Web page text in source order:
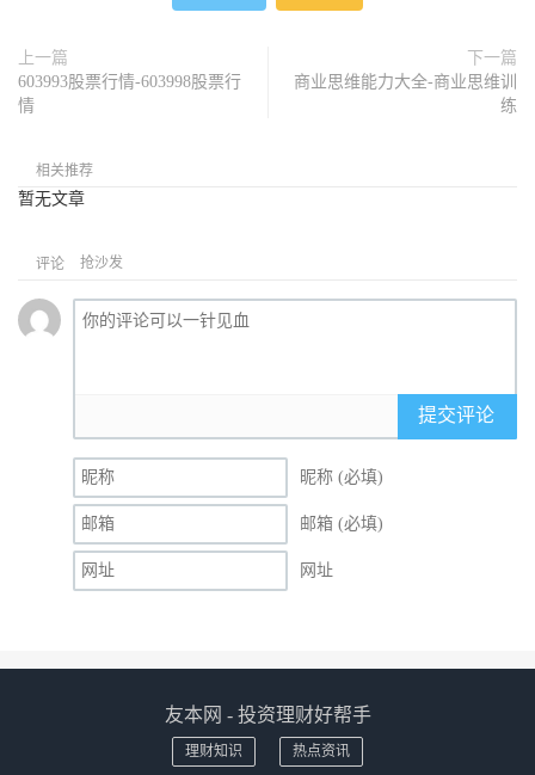
上一篇
603993股票行情-603998股票行
情
下一篇
商业思维能力大全-商业思维训
练
相关推荐
暂无文章
评论 抢沙发
提交评论
昵称 (必填)
邮箱 (必填)
网址
友本网 - 投资理财好帮手
理财知识 热点资讯